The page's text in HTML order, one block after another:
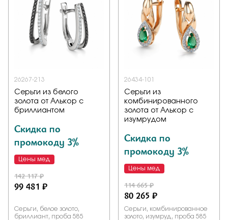
26267-213
Серьги из белого
золота от Алькор с
бриллиантом
Скидка по
промокоду 3%
Цены мед
142 117 ₽
99 481 ₽
Серьги, белое золото,
бриллиант, проба 585
26434-101
Серьги из
комбинированного
золота от Алькор с
изумрудом
Скидка по
промокоду 3%
Цены мед
114 665 ₽
80 265 ₽
Серьги, комбинированное
золото, изумруд, проба 585